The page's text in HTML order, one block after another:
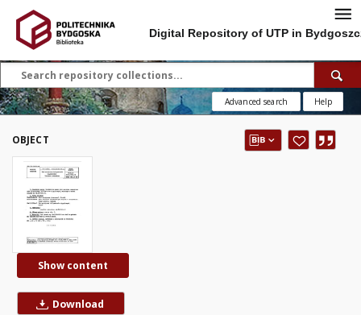
Digital Repository of UTP in
Advanced search Help
OBJECT
Show content
Download